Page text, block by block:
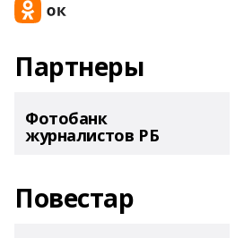
Партнеры
Фотобанк
журналистов РБ
Повестар